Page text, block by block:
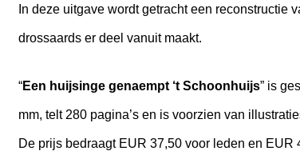
In deze uitgave wordt getracht een
drossaards er deel vanuit maakt.
“Een huijsinge genaempt ‘t Schoonhuijs” is
mm, telt 280 pagina’s en is voorzien van
De prijs bedraagt EUR 37,50 voor leden en EUR